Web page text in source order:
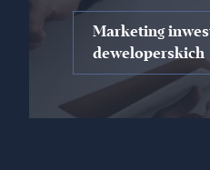
Marketing
deweloperskich